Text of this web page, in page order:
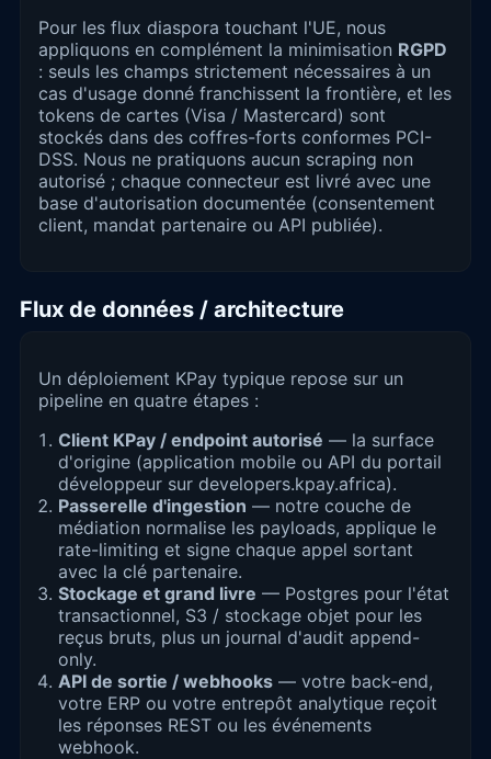
Pour les flux diaspora touchant l'UE, nous
appliquons en complément la minimisation RGPD
: seuls les champs strictement nécessaires à un
cas d'usage donné franchissent la frontière, et les
tokens de cartes (Visa / Mastercard) sont
stockés dans des coffres-forts conformes PCI-
DSS. Nous ne pratiquons aucun scraping non
autorisé ; chaque connecteur est livré avec une
base d'autorisation documentée (consentement
client, mandat partenaire ou API publiée).
Flux de données / architecture
Un déploiement KPay typique repose sur un
pipeline en quatre étapes :
Client KPay / endpoint autorisé — la surface
d'origine (application mobile ou API du portail
développeur sur developers.kpay.africa).
Passerelle d'ingestion — notre couche de
médiation normalise les payloads, applique le
rate-limiting et signe chaque appel sortant
avec la clé partenaire.
Stockage et grand livre — Postgres pour l'état
transactionnel, S3 / stockage objet pour les
reçus bruts, plus un journal d'audit append-
only.
API de sortie / webhooks — votre back-end,
votre ERP ou votre entrepôt analytique reçoit
les réponses REST ou les événements
webhook.